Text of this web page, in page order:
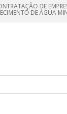
DE
DE ÁGUA